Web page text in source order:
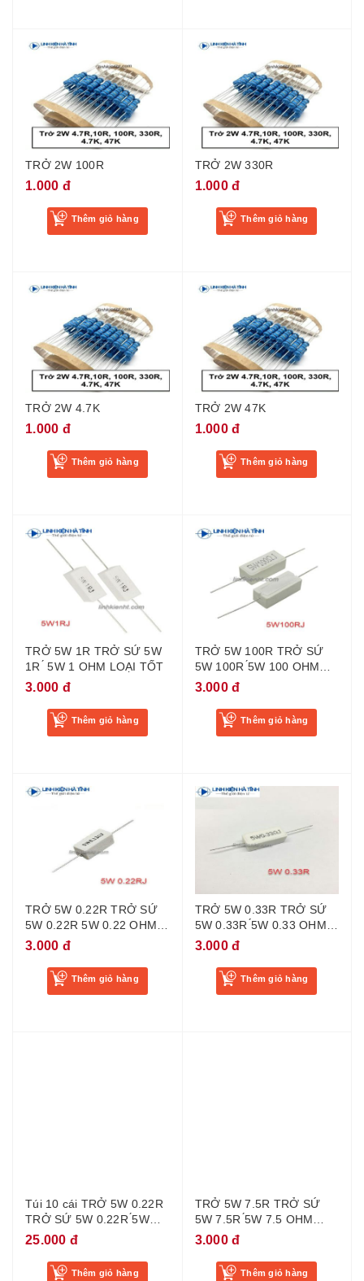
TRỞ 2W 100R
1.000 đ
Thêm giỏ hàng
TRỞ 2W 330R
1.000 đ
Thêm giỏ hàng
TRỞ 2W 4.7K
1.000 đ
Thêm giỏ hàng
TRỞ 2W 47K
1.000 đ
Thêm giỏ hàng
TRỞ 5W 1R TRỞ SỨ 5W
1R ́ 5W 1 OHM LOẠI TỐT
3.000 đ
Thêm giỏ hàng
TRỞ 5W 100R TRỞ SỨ
5W 100R ́5W 100 OHM
LOẠI TỐT
3.000 đ
Thêm giỏ hàng
TRỞ 5W 0.22R TRỞ SỨ
5W 0.22R 5W 0.22 OHM
LOẠI TỐT
3.000 đ
Thêm giỏ hàng
TRỞ 5W 0.33R TRỞ SỨ
5W 0.33R ́5W 0.33 OHM
LOẠI TỐT
3.000 đ
Thêm giỏ hàng
Túi 10 cái TRỞ 5W 0.22R
TRỞ SỨ 5W 0.22R ́5W
0.22 OHM LOẠI ĐỨNG
25.000 đ
Thêm giỏ hàng
TRỞ 5W 7.5R TRỞ SỨ
5W 7.5R ́5W 7.5 OHM
LOẠI TỐT
3.000 đ
Thêm giỏ hàng